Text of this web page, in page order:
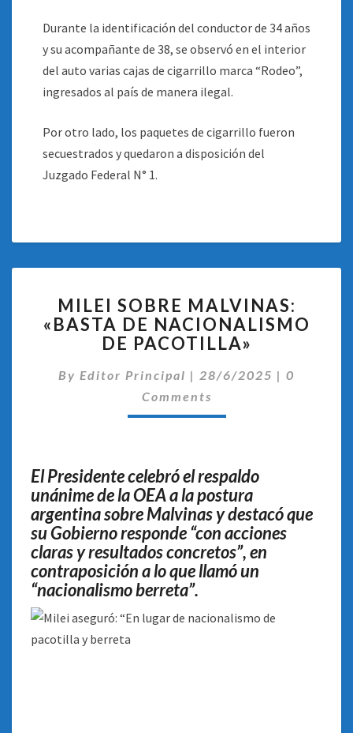
Durante la identificación del conductor de 34 años
y su acompañante de 38, se observó en el interior
del auto varias cajas de cigarrillo marca “Rodeo”,
ingresados al país de manera ilegal.
Por otro lado, los paquetes de cigarrillo fueron
secuestrados y quedaron a disposición del
Juzgado Federal N° 1.
SOBRE
MALVINAS:
«BASTA
NACIONALISMO
DE
MILEI SOBRE MALVINAS:
«BASTA DE NACIONALISMO
DE PACOTILLA»
By Editor Principal | 28/6/2025 | 0
Comments
El Presidente celebró el respaldo
unánime de la OEA a la postura
argentina sobre Malvinas y destacó que
su Gobierno responde “con acciones
claras y resultados concretos”, en
contraposición a lo que llamó un
“nacionalismo berreta”.